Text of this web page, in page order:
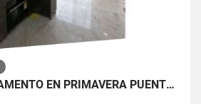
SE VENDE APARTAMENTO EN PRIMAVERA PUENTE ARANDA